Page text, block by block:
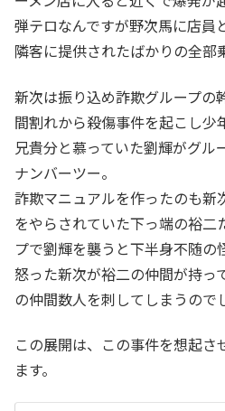
弾テロなんですが野次馬に店員
隣客に提供されたばかりの全部
新次は振り込め詐欺グループの
間割れから殺傷事件を起こし少
兄貴分と慕っていた劉輝がグル
ナンバーツー。
詐欺マニュアルを作ったのも新
をやらされていた下っ端の裕二
プで劉輝を襲うと下半身不随の
怒った新次が裕二の仲間が持っ
の仲間数人を刺してしまうので
この展開は、この事件を想起さ
ます。